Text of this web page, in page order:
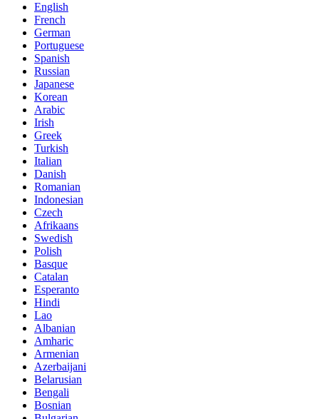
English
French
German
Portuguese
Spanish
Russian
Japanese
Korean
Arabic
Irish
Greek
Turkish
Italian
Danish
Romanian
Indonesian
Czech
Afrikaans
Swedish
Polish
Basque
Catalan
Esperanto
Hindi
Lao
Albanian
Amharic
Armenian
Azerbaijani
Belarusian
Bengali
Bosnian